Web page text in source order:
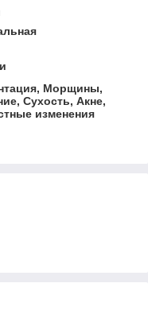
Морщины,
Сухость, Акне,
изменения